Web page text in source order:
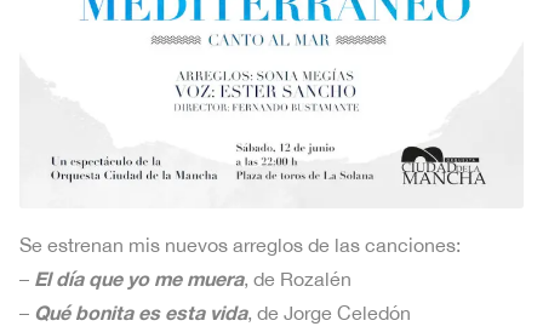
Se estrenan mis nuevos arreglos de las canciones:
– El día que yo me muera, de Rozalén
– Qué bonita es esta vida, de Jorge Celedón